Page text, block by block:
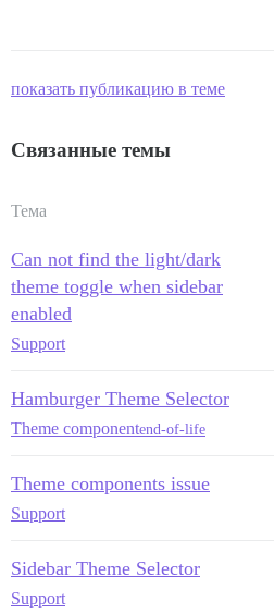
показать публикацию в теме
Связанные темы
Тема
Can not find the light/dark
theme toggle when sidebar
enabled
Support
Hamburger Theme Selector
Theme componentend-of-life
Theme components issue
Support
Sidebar Theme Selector
Support